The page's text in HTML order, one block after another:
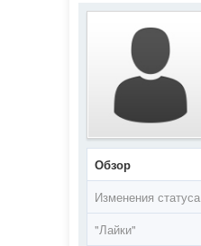
Обзор
Изменения статуса
"Лайки"